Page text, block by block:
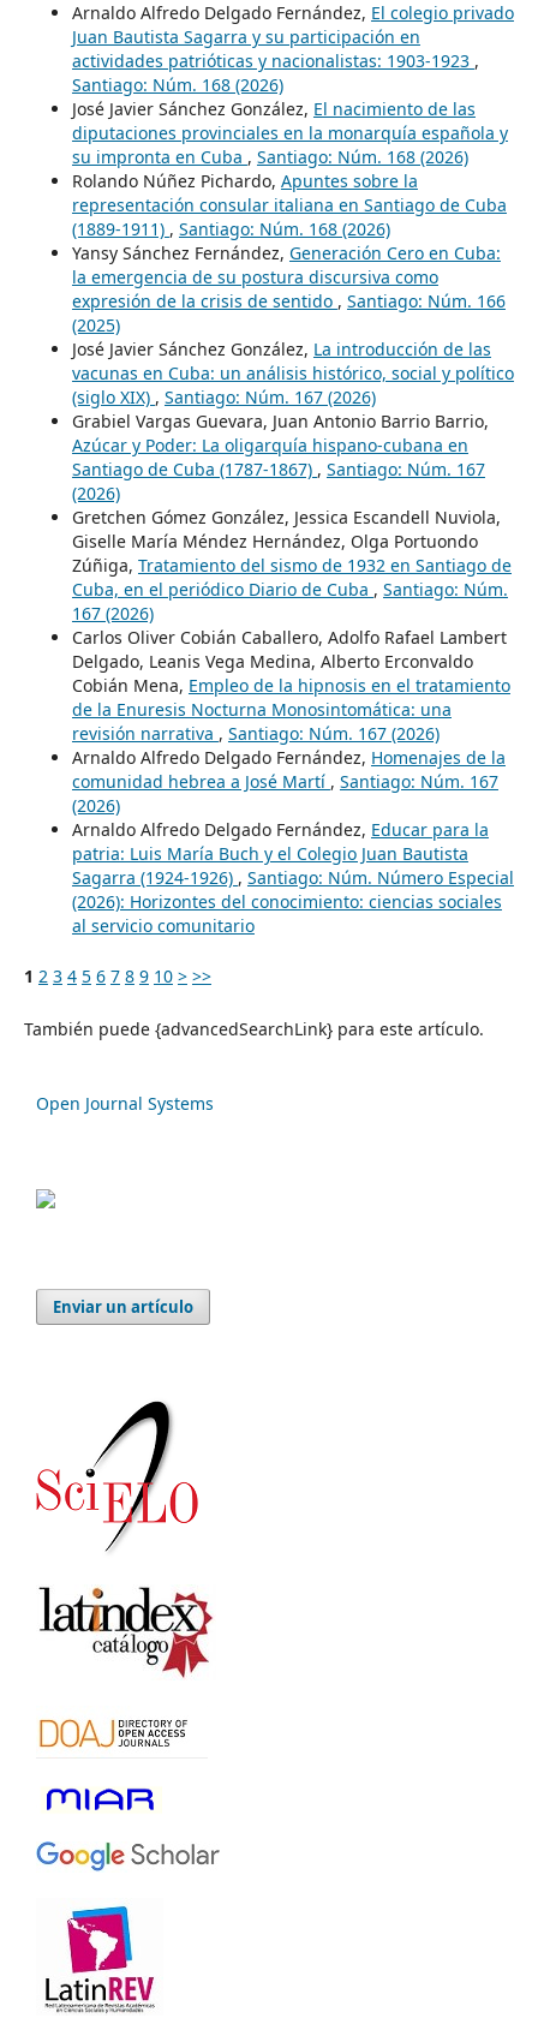
Arnaldo Alfredo Delgado Fernández, El colegio privado
Juan Bautista Sagarra y su participación en
actividades patrióticas y nacionalistas: 1903-1923 ,
Santiago: Núm. 168 (2026)
José Javier Sánchez González, El nacimiento de las
diputaciones provinciales en la monarquía española y
su impronta en Cuba , Santiago: Núm. 168 (2026)
Rolando Núñez Pichardo, Apuntes sobre la
representación consular italiana en Santiago de Cuba
(1889-1911) , Santiago: Núm. 168 (2026)
Yansy Sánchez Fernández, Generación Cero en Cuba:
la emergencia de su postura discursiva como
expresión de la crisis de sentido , Santiago: Núm. 166
(2025)
José Javier Sánchez González, La introducción de las
vacunas en Cuba: un análisis histórico, social y político
(siglo XIX) , Santiago: Núm. 167 (2026)
Grabiel Vargas Guevara, Juan Antonio Barrio Barrio,
Azúcar y Poder: La oligarquía hispano-cubana en
Santiago de Cuba (1787-1867) , Santiago: Núm. 167
(2026)
Gretchen Gómez González, Jessica Escandell Nuviola,
Giselle María Méndez Hernández, Olga Portuondo
Zúñiga, Tratamiento del sismo de 1932 en Santiago de
Cuba, en el periódico Diario de Cuba , Santiago: Núm.
167 (2026)
Carlos Oliver Cobián Caballero, Adolfo Rafael Lambert
Delgado, Leanis Vega Medina, Alberto Erconvaldo
Cobián Mena, Empleo de la hipnosis en el tratamiento
de la Enuresis Nocturna Monosintomática: una
revisión narrativa , Santiago: Núm. 167 (2026)
Arnaldo Alfredo Delgado Fernández, Homenajes de la
comunidad hebrea a José Martí , Santiago: Núm. 167
(2026)
Arnaldo Alfredo Delgado Fernández, Educar para la
patria: Luis María Buch y el Colegio Juan Bautista
Sagarra (1924-1926) , Santiago: Núm. Número Especial
(2026): Horizontes del conocimiento: ciencias sociales
al servicio comunitario
1 2 3 4 5 6 7 8 9 10 > >>
También puede {advancedSearchLink} para este artículo.
Open Journal Systems
Enviar un artículo